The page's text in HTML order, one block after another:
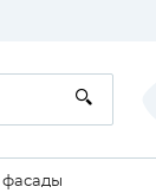
фасады